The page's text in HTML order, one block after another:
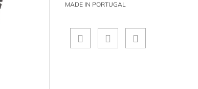
MADE IN PORTUGAL